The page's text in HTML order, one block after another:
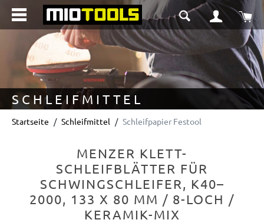
springen
SCHLEIFMITTEL
Startseite Schleifmittel Schleifpapier Festool
MENZER KLETT-
SCHLEIFBLÄTTER FÜR
SCHWINGSCHLEIFER, K40–
2000, 133 X 80 MM / 8-LOCH /
KERAMIK-MIX